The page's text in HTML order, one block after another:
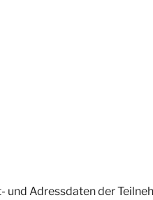
Adressdaten der